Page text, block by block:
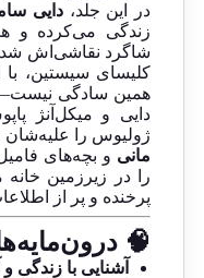
در این جلد،دایی
زندگی می‌کرده و
شاگرد نقاشی‌اش
کلیسای سیستین، با
همین سادگی
دایی و میکل‌آنژ
ژولیوس را علیه‌شان
مانی و بچه‌های
را در زیرزمین خانه
پرخنده و پر از
🧠
آشنایی با زندگی و